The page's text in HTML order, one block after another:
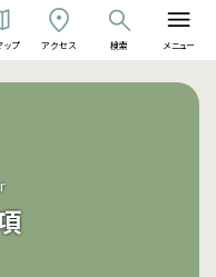
ップ アクセス 検索 メニュー